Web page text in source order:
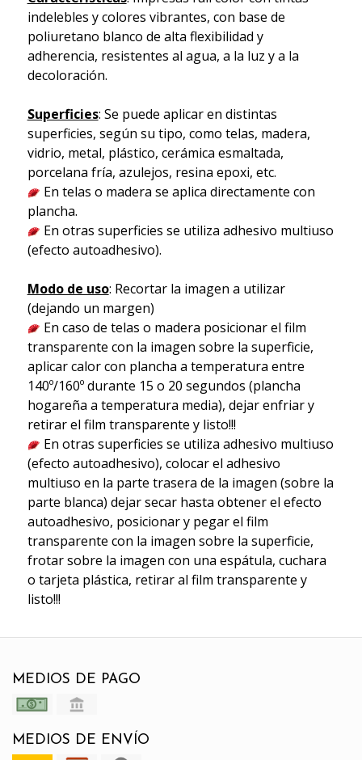
indelebles y colores vibrantes, con base de
poliuretano blanco de alta flexibilidad y
adherencia, resistentes al agua, a la luz y a la
decoloración.
Superficies: Se puede aplicar en distintas
superficies, según su tipo, como telas, madera,
vidrio, metal, plástico, cerámica esmaltada,
porcelana fría, azulejos, resina epoxi, etc.
En telas o madera se aplica directamente con
plancha.
En otras superficies se utiliza adhesivo multiuso
(efecto autoadhesivo).
Modo de uso: Recortar la imagen a utilizar
(dejando un margen)
En caso de telas o madera posicionar el film
transparente con la imagen sobre la superficie,
aplicar calor con plancha a temperatura entre
140º/160º durante 15 o 20 segundos (plancha
hogareña a temperatura media), dejar enfriar y
retirar el film transparente y listo!!!
En otras superficies se utiliza adhesivo multiuso
(efecto autoadhesivo), colocar el adhesivo
multiuso en la parte trasera de la imagen (sobre la
parte blanca) dejar secar hasta obtener el efecto
autoadhesivo, posicionar y pegar el film
transparente con la imagen sobre la superficie,
frotar sobre la imagen con una espátula, cuchara
o tarjeta plástica, retirar al film transparente y
listo!!!
MEDIOS DE PAGO
MEDIOS DE ENVÍO